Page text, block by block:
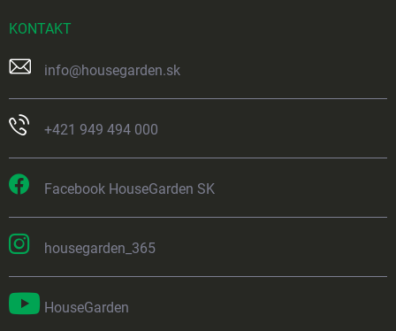
KONTAKT
info@housegarden.sk
+421 949 494 000
Facebook HouseGarden SK
housegarden_365
HouseGarden